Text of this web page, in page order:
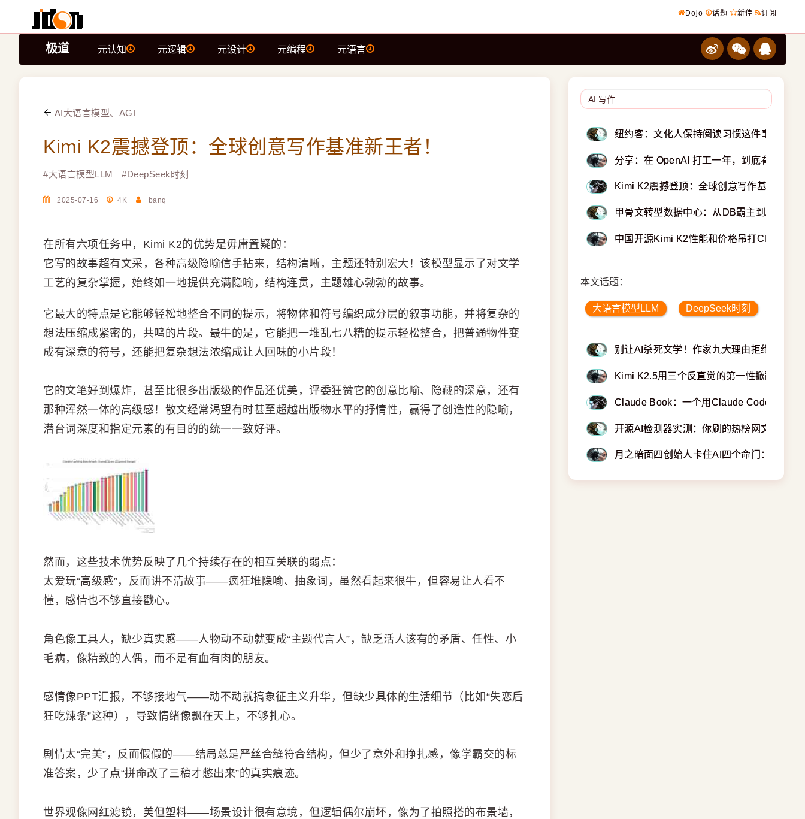
Dojo 话题 新佳 订阅
极道 元认知 元逻辑 元设计 元编程 元语言
AI大语言模型、AGI
Kimi K2震撼登顶：全球创意写作基准新王者！
#大语言模型LLM #DeepSeek时刻
2025-07-16 4K banq
在所有六项任务中，Kimi K2的优势是毋庸置疑的：
它写的故事超有文采，各种高级隐喻信手拈来，结构清晰，主题还特别宏大！该模型显示了对文学
工艺的复杂掌握，始终如一地提供充满隐喻，结构连贯，主题雄心勃勃的故事。
它最大的特点是它能够轻松地整合不同的提示，将物体和符号编织成分层的叙事功能，并将复杂的
想法压缩成紧密的，共鸣的片段。最牛的是，它能把一堆乱七八糟的提示轻松整合，把普通物件变
成有深意的符号，还能把复杂想法浓缩成让人回味的小片段！
它的文笔好到爆炸，甚至比很多出版级的作品还优美，评委狂赞它的创意比喻、隐藏的深意，还有
那种浑然一体的高级感！散文经常渴望有时甚至超越出版物水平的抒情性，赢得了创造性的隐喻，
潜台词深度和指定元素的有目的的统一一致好评。
然而，这些技术优势反映了几个持续存在的相互关联的弱点：
太爱玩“高级感”，反而讲不清故事——疯狂堆隐喻、抽象词，虽然看起来很牛，但容易让人看不
懂，感情也不够直接戳心。
角色像工具人，缺少真实感——人物动不动就变成“主题代言人”，缺乏活人该有的矛盾、任性、小
毛病，像精致的人偶，而不是有血有肉的朋友。
感情像PPT汇报，不够接地气——动不动就搞象征主义升华，但缺少具体的生活细节（比如“失恋后
狂吃辣条”这种），导致情绪像飘在天上，不够扎心。
剧情太“完美”，反而假假的——结局总是严丝合缝符合结构，但少了意外和挣扎感，像学霸交的标
准答案，少了点“拼命改了三稿才憋出来”的真实痕迹。
世界观像网红滤镜，美但塑料——场景设计很有意境，但逻辑偶尔崩坏，像为了拍照搭的布景墙，
纽约客：文化人保持阅读习惯这件事为何变
分享：在 OpenAI 打工一年，到底看到了啥
Kimi K2震撼登顶：全球创意写作基准新王
甲骨文转型数据中心：从DB霸主到AI基建
中国开源Kimi K2性能和价格吊打Claude 4
本文话题：
大语言模型LLM DeepSeek时刻
别让AI杀死文学！作家九大理由拒绝机器垃
Kimi K2.5用三个反直觉的第一性掀翻AI训
Claude Book：一个用Claude Code搭建的
开源AI检测器实测：你刷的热榜网文三成不
月之暗面四创始人卡住AI四个命门：NLP/